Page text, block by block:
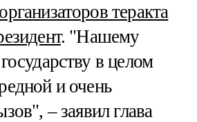
теракта
. "Нашему
в целом
и очень
– заявил глава